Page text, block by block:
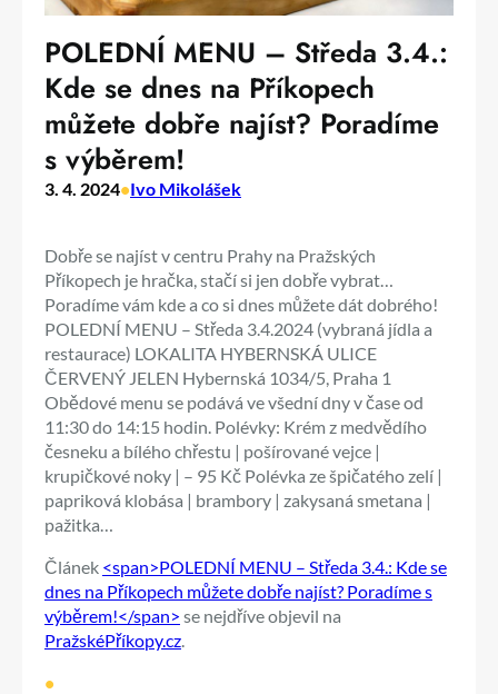
POLEDNÍ MENU – Středa 3.4.:
Kde se dnes na Příkopech
můžete dobře najíst? Poradíme
s výběrem!
3. 4. 2024•Ivo Mikolášek
Dobře se najíst v centru Prahy na Pražských
Příkopech je hračka, stačí si jen dobře vybrat…
Poradíme vám kde a co si dnes můžete dát dobrého!
POLEDNÍ MENU – Středa 3.4.2024 (vybraná jídla a
restaurace) LOKALITA HYBERNSKÁ ULICE
ČERVENÝ JELEN Hybernská 1034/5, Praha 1
Obědové menu se podává ve všední dny v čase od
11:30 do 14:15 hodin. Polévky: Krém z medvědího
česneku a bílého chřestu | pošírované vejce |
krupičkové noky | – 95 Kč Polévka ze špičatého zelí |
papriková klobása | brambory | zakysaná smetana |
pažitka…
Článek <span>POLEDNÍ MENU – Středa 3.4.: Kde se
dnes na Příkopech můžete dobře najíst? Poradíme s
výběrem!</span> se nejdříve objevil na
PražskéPříkopy.cz
•